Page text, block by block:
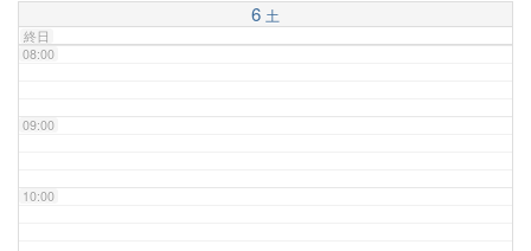
6 土
終日
08:00
09:00
10:00